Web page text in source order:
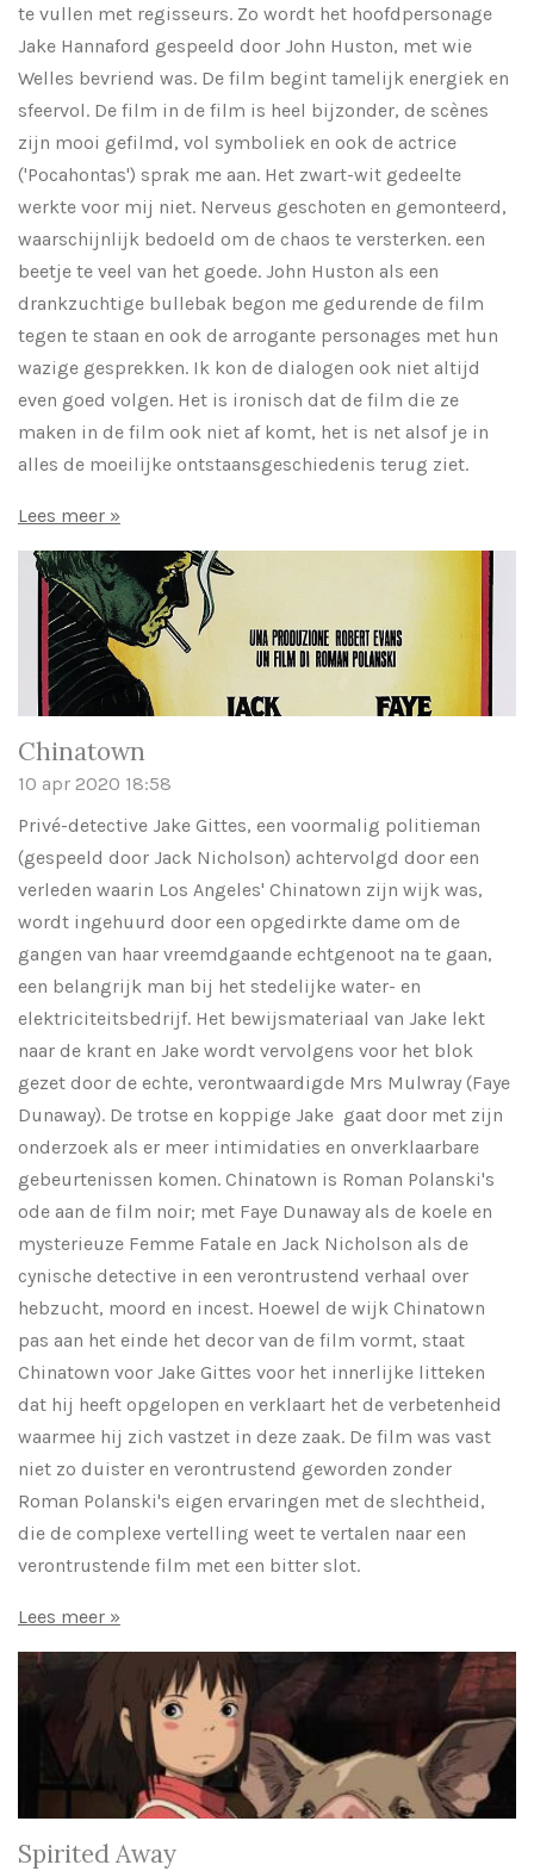
te vullen met regisseurs. Zo wordt het hoofdpersonage
Jake Hannaford gespeeld door John Huston, met wie
Welles bevriend was. De film begint tamelijk energiek en
sfeervol. De film in de film is heel bijzonder, de scènes
zijn mooi gefilmd, vol symboliek en ook de actrice
('Pocahontas') sprak me aan. Het zwart-wit gedeelte
werkte voor mij niet. Nerveus geschoten en gemonteerd,
waarschijnlijk bedoeld om de chaos te versterken. een
beetje te veel van het goede. John Huston als een
drankzuchtige bullebak begon me gedurende de film
tegen te staan en ook de arrogante personages met hun
wazige gesprekken. Ik kon de dialogen ook niet altijd
even goed volgen. Het is ironisch dat de film die ze
maken in de film ook niet af komt, het is net alsof je in
alles de moeilijke ontstaansgeschiedenis terug ziet.
Lees meer »
Chinatown
10 apr 2020 18:58
Privé-detective Jake Gittes, een voormalig politieman
(gespeeld door Jack Nicholson) achtervolgd door een
verleden waarin Los Angeles' Chinatown zijn wijk was,
wordt ingehuurd door een opgedirkte dame om de
gangen van haar vreemdgaande echtgenoot na te gaan,
een belangrijk man bij het stedelijke water- en
elektriciteitsbedrijf. Het bewijsmateriaal van Jake lekt
naar de krant en Jake wordt vervolgens voor het blok
gezet door de echte, verontwaardigde Mrs Mulwray (Faye
Dunaway). De trotse en koppige Jake gaat door met zijn
onderzoek als er meer intimidaties en onverklaarbare
gebeurtenissen komen. Chinatown is Roman Polanski's
ode aan de film noir; met Faye Dunaway als de koele en
mysterieuze Femme Fatale en Jack Nicholson als de
cynische detective in een verontrustend verhaal over
hebzucht, moord en incest. Hoewel de wijk Chinatown
pas aan het einde het decor van de film vormt, staat
Chinatown voor Jake Gittes voor het innerlijke litteken
dat hij heeft opgelopen en verklaart het de verbetenheid
waarmee hij zich vastzet in deze zaak. De film was vast
niet zo duister en verontrustend geworden zonder
Roman Polanski's eigen ervaringen met de slechtheid,
die de complexe vertelling weet te vertalen naar een
verontrustende film met een bitter slot.
Lees meer »
Spirited Away